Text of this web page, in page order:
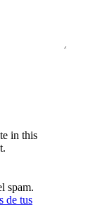
in this
spam.
de tus